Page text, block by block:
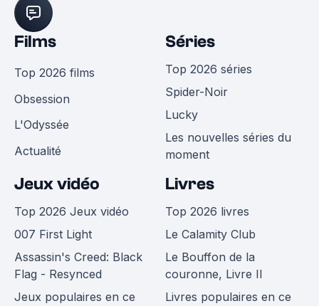
Films
Top 2026 films
Obsession
L'Odyssée
Actualité
Séries
Top 2026 séries
Spider-Noir
Lucky
Les nouvelles séries du
moment
Jeux vidéo
Top 2026 Jeux vidéo
007 First Light
Assassin's Creed: Black
Flag - Resynced
Jeux populaires en ce
Livres
Top 2026 livres
Le Calamity Club
Le Bouffon de la
couronne, Livre II
Livres populaires en ce